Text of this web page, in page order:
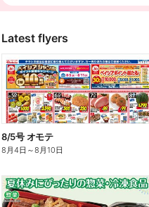
Latest flyers
8/5号 オモテ
8月4日 ～8月10日